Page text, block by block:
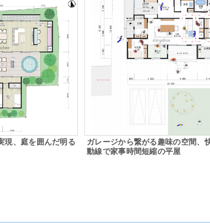
現、庭を囲んだ明る
ガレージから繋がる趣味の空間、
動線で家事時間短縮の平屋